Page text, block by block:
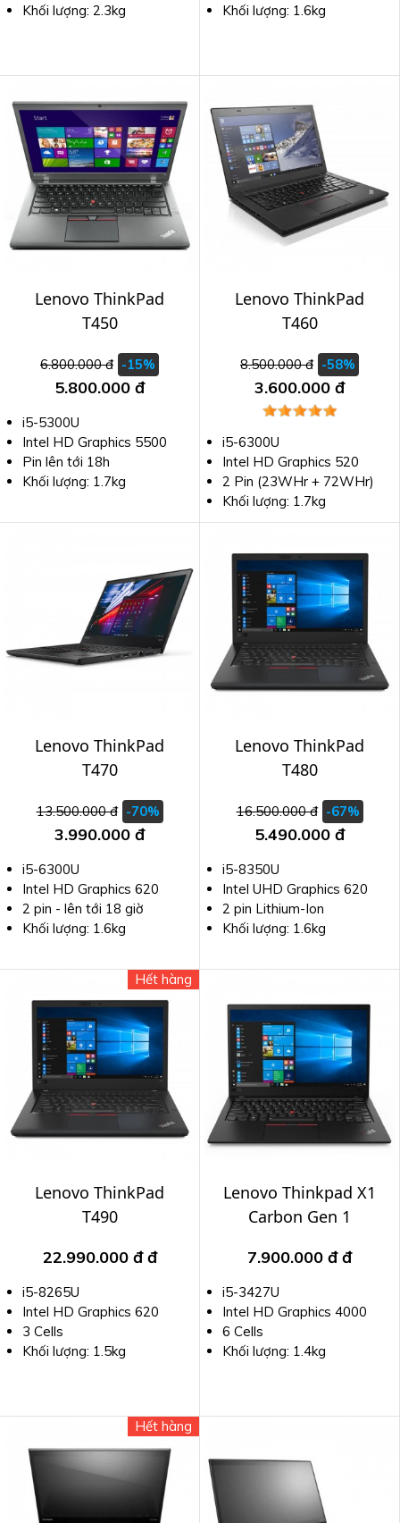
Khối lượng: 2.3kg Khối lượng: 1.6kg
Lenovo ThinkPad
T450
6.800.000 đ -15%
5.800.000 đ
i5-5300U
Intel HD Graphics 5500
Pin lên tới 18h
Khối lượng: 1.7kg
Lenovo ThinkPad
T460
8.500.000 đ -58%
3.600.000 đ
i5-6300U
Intel HD Graphics 520
2 Pin (23WHr + 72WHr)
Khối lượng: 1.7kg
Lenovo ThinkPad
T470
13.500.000 đ -70%
3.990.000 đ
i5-6300U
Intel HD Graphics 620
2 pin - lên tới 18 giờ
Khối lượng: 1.6kg
Lenovo ThinkPad
T480
16.500.000 đ -67%
5.490.000 đ
i5-8350U
Intel UHD Graphics 620
2 pin Lithium-Ion
Khối lượng: 1.6kg
Hết hàng
Lenovo ThinkPad
T490
22.990.000 đđ
i5-8265U
Intel HD Graphics 620
3 Cells
Khối lượng: 1.5kg
Lenovo Thinkpad X1
Carbon Gen 1
7.900.000 đđ
i5-3427U
Intel HD Graphics 4000
6 Cells
Khối lượng: 1.4kg
Hết hàng